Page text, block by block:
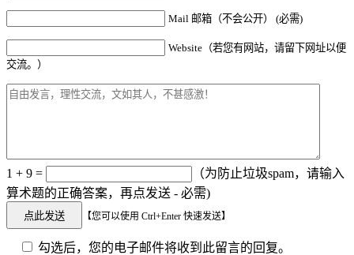
Mail 邮箱（不会公开） (必需)
Website（若您有网站，请留下网址以便
交流。）
1 + 9 =
（为防止垃圾spam，请输入
算术题的正确答案，再点发送 - 必需)
【您可以使用 Ctrl+Enter 快速发送】
勾选后，您的电子邮件将收到此留言的回复。